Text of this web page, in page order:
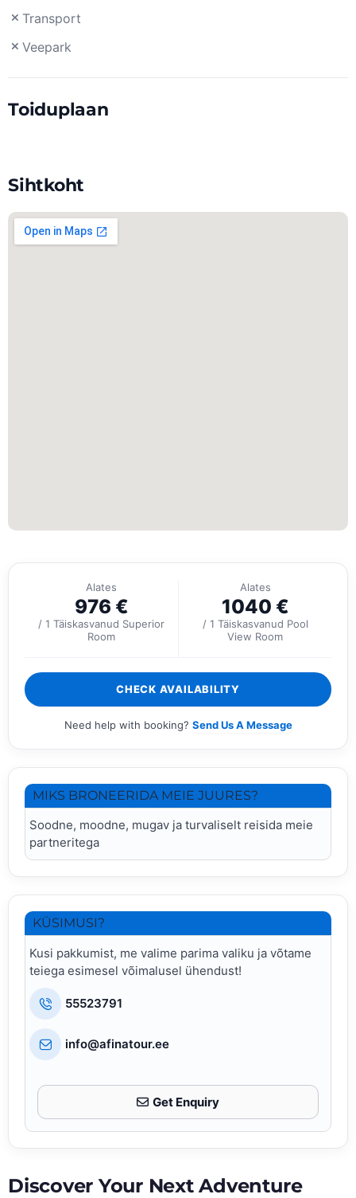
Transport
Veepark
Toiduplaan
Sihtkoht
Alates
976 €
/ 1 Täiskasvanud Superior
Room
Alates
1040 €
/ 1 Täiskasvanud Pool
View Room
CHECK AVAILABILITY
Need help with booking? Send Us A Message
MIKS BRONEERIDA MEIE JUURES?
Soodne, moodne, mugav ja turvaliselt reisida meie
partneritega
KÜSIMUSI?
Kusi pakkumist, me valime parima valiku ja võtame
teiega esimesel võimalusel ühendust!
55523791
info@afinatour.ee
Get Enquiry
Discover Your Next Adventure